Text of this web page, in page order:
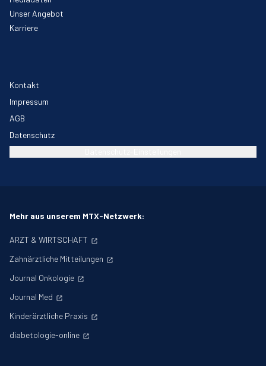
Unser Angebot
Karriere
Kontakt
Impressum
AGB
Datenschutz
Mehr aus unserem MTX-Netzwerk:
ARZT & WIRTSCHAFT
Zahnärztliche Mitteilungen
Journal Onkologie
Journal Med
Kinderärztliche Praxis
diabetologie-online